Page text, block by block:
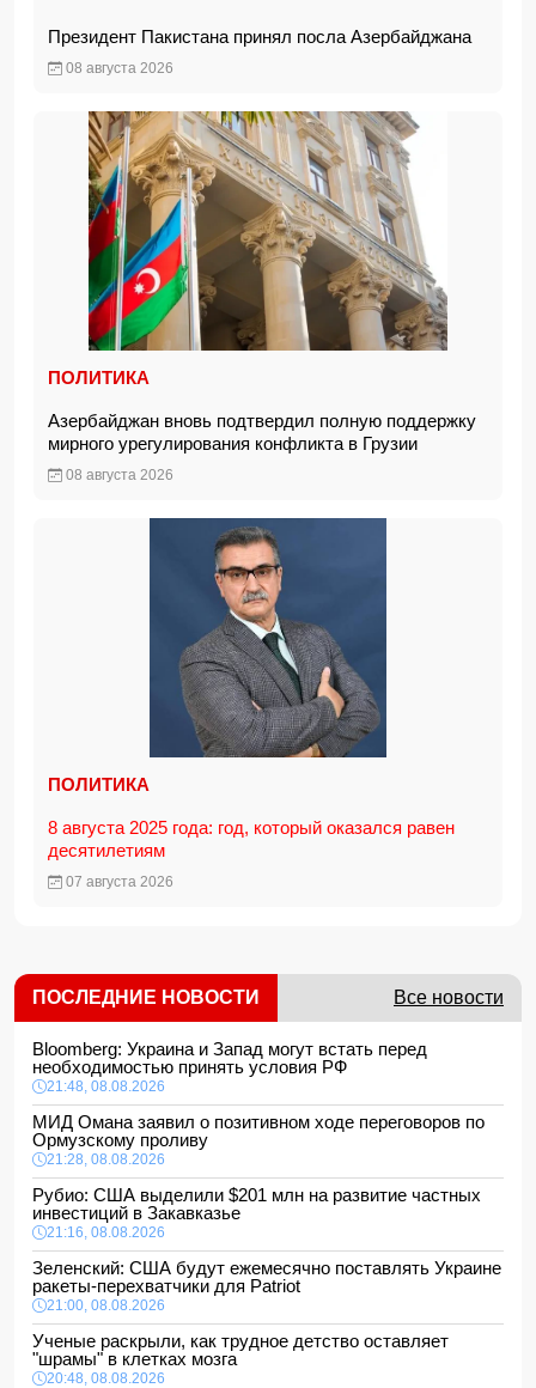
Президент Пакистана принял посла Азербайджана
08 августа 2026
ПОЛИТИКА
Азербайджан вновь подтвердил полную поддержку
мирного урегулирования конфликта в Грузии
08 августа 2026
ПОЛИТИКА
8 августа 2025 года: год, который оказался равен
десятилетиям
07 августа 2026
ПОСЛЕДНИЕ НОВОСТИ Все новости
Bloomberg: Украина и Запад могут встать перед
необходимостью принять условия РФ
21:48, 08.08.2026
МИД Омана заявил о позитивном ходе переговоров по
Ормузскому проливу
21:28, 08.08.2026
Рубио: США выделили $201 млн на развитие частных
инвестиций в Закавказье
21:16, 08.08.2026
Зеленский: США будут ежемесячно поставлять Украине
ракеты-перехватчики для Patriot
21:00, 08.08.2026
Ученые раскрыли, как трудное детство оставляет
"шрамы" в клетках мозга
20:48, 08.08.2026